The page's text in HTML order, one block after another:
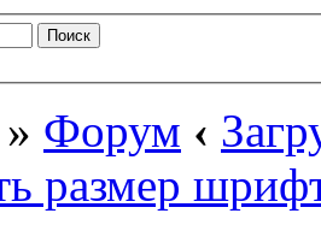
» Форум ‹
размер